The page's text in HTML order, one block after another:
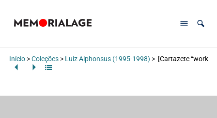
Início>Coleções> Luiz Alphonsus (1995-1998) > [Cartazete